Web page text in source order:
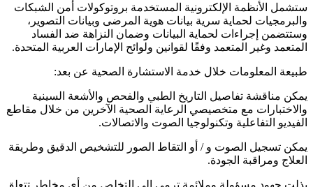
ستشمل الأنظمة الإلكترونية المستخدمة بروتوكولات أمن الشبكات
والبرمجيات لحماية سرية بيانات هوية المرضى وبيانات التصوير،
وستتضمن إجراءات لحماية البيانات وضمان النزاهة ضد الفساد
المتعمد وغير المتعمد وفقًا لقوانين ولوائح الإمارات العربية المتحدة.
طبيعة المعلومات خلال خدمة الاستشارة الصحية عن بعد:
يمكن مناقشة تفاصيل التاريخ الطبي والفحص والأشعة السينية
والاختبارات مع متخصيصي الرعاية الصحية الآخرين من خلال مقاطع
الفيديو التفاعلية وتكنولوجيا الصوت والاتصالات.
يمكن تسجيل الصوت و / أو التقاط الصور للتشخيص الدقيق وطريقة
العلاج ومراقبة الجودة.
بذلت جهود مسؤولة وملائمة ترمي إلى التخلص من أي مخاطر تتعلق